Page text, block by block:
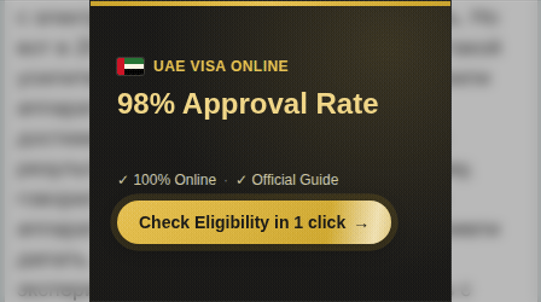
с электроникой всякого рода легко сделать. Но
вот в 20-е годы нашего столетия не было такой
усилительной техники, но там хорошо строили
аппаратуру: с малыми техническими
достижениями очень высокие достижения
результативные. Я уже как-то вам, по-моему,
говорил об этом. Старую, не электронную
аппаратуру удивительно чувствительной умели
делать. Главное, не хуже руки были у
экспериментаторов, которые умели делать с